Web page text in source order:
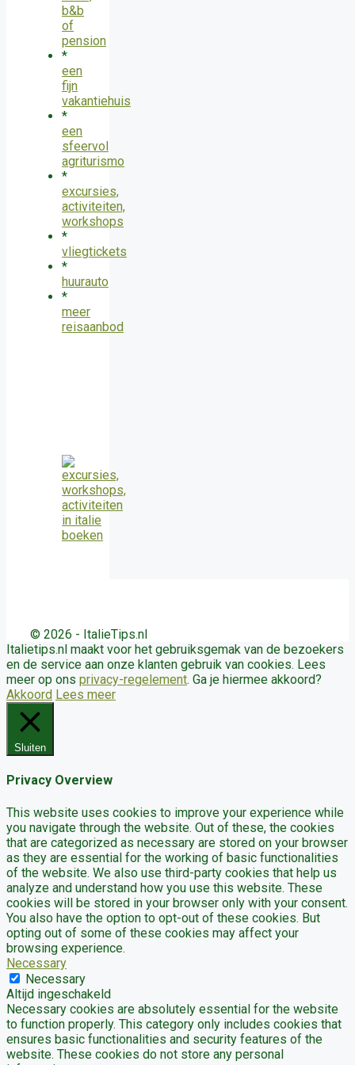
b&b
of
pension
*
een
fijn
vakantiehuis
*
een
sfeervol
agriturismo
*
excursies,
activiteiten,
workshops
*
vliegtickets
*
huurauto
*
meer
reisaanbod
© 2026 - ItalieTips.nl
Italietips.nl maakt voor het gebruiksgemak van de bezoekers
en de service aan onze klanten gebruik van cookies. Lees
meer op ons privacy-regelement. Ga je hiermee akkoord?
Akkoord Lees meer
Sluiten
Privacy Overview
This website uses cookies to improve your experience while
you navigate through the website. Out of these, the cookies
that are categorized as necessary are stored on your browser
as they are essential for the working of basic functionalities
of the website. We also use third-party cookies that help us
analyze and understand how you use this website. These
cookies will be stored in your browser only with your consent.
You also have the option to opt-out of these cookies. But
opting out of some of these cookies may affect your
browsing experience.
Necessary
Necessary
Altijd ingeschakeld
Necessary cookies are absolutely essential for the website
to function properly. This category only includes cookies that
ensures basic functionalities and security features of the
website. These cookies do not store any personal